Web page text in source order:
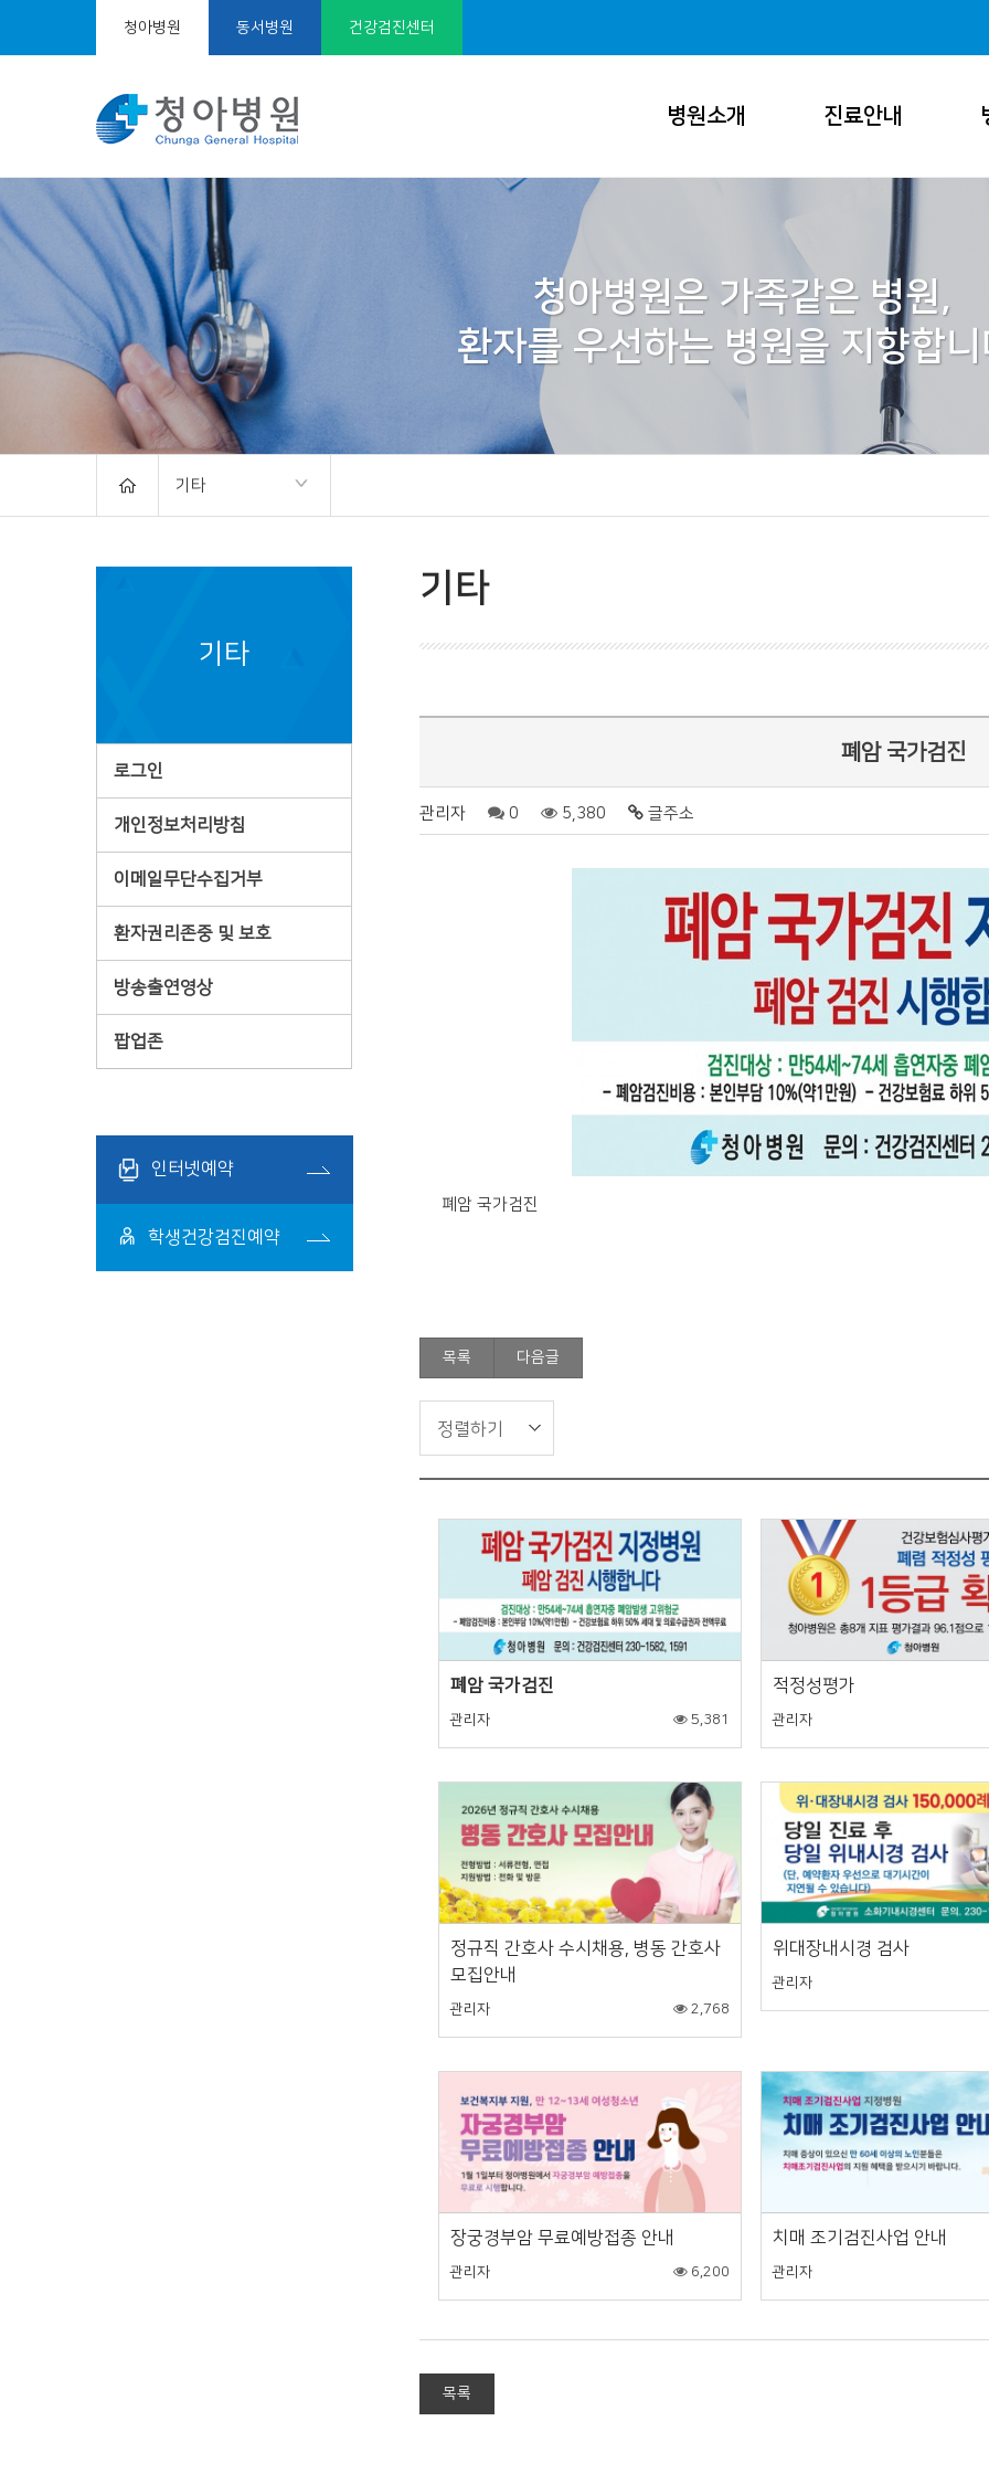
청아병원 동서병원 건강검진센터
병원소개 진료안내
서
브
얼
청아병원은 가족같은 병원,
기타
기타
로그인
개인정보처리방침
이메일무단수집거부
환자권리존중 및 보호
방송출연영상
팝업존
인터넷예약
학생건강검진예약
기타
폐암 국가검진
관리자 0 5,380 글주소
폐암 국가검진
목록 다음글
폐암 국가검진
관리자 5,381
적정성평가
관리자
정규직 간호사 수시채용, 병동 간호사
모집안내
관리자 2,768
위대장내시경 검사
관리자
장궁경부암 무료예방접종 안내
관리자 6,200
치매 조기검진사업 안내
관리자
목록